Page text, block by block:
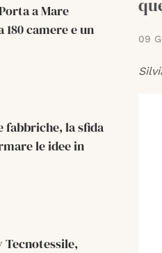
a Mare
camere e un
fabbriche, la sfida
le idee in
Tecnotessile,
09